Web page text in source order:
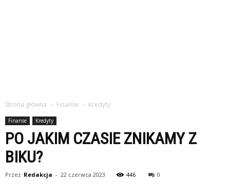
Strona główna Finanse Kredyty
Finanse Kredyty
PO JAKIM CZASIE ZNIKAMY Z
BIKU?
Przez Redakcja - 22 czerwca 2023 446 0